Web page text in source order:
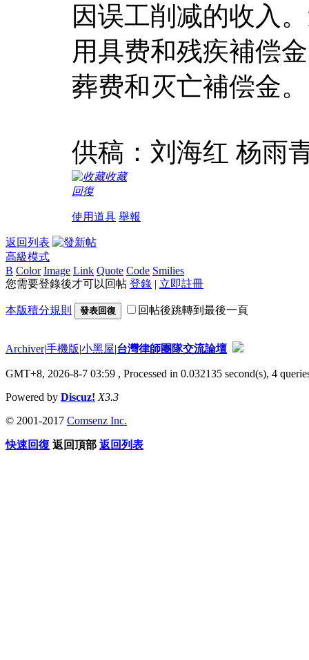
因误工削减的收入
用具费和残疾補偿
葬费和灭亡補偿金。
供稿：刘海红 杨雨
收藏
回復
使用道具 舉報
返回列表
高級模式
B Color Image Link Quote Code Smilies
您需要登錄後才可以回帖 登錄 | 立即註冊
本版積分規則 發表回復 回帖後跳轉到最後一頁
Archiver|手機版|小黑屋|台灣律師團隊交流論壇
GMT+8, 2026-8-7 03:59 , Processed in 0.032135 second(s), 4
Powered by Discuz! X3.3
© 2001-2017 Comsenz Inc.
快速回復 返回頂部 返回列表